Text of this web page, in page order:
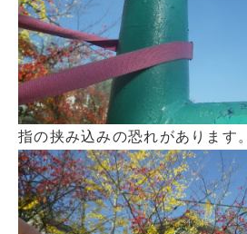
指の挟み込みの恐れがあります。